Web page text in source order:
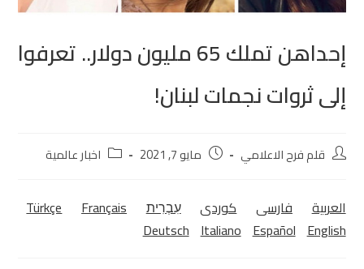
إحداهن تملك 65 مليون دولار.. تعرفوا
إلى ثروات نجمات لبنان!
قلم فرح الاعلامي مايو 7, 2021 اخبار عالمية
العربية فارسی كوردی‎ עִבְרִית Türkçe
Français
Deutsch Italiano Español English